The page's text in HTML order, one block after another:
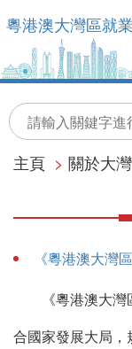
粵港澳大灣區就
主頁 > 關於大
《粵港澳大灣
《粵港澳大
合國家發展大局